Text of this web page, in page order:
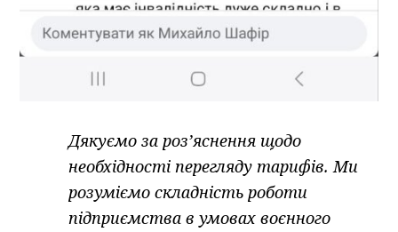
Дякуємо за роз’яснення щодо
необхідності перегляду тарифів. Ми
розуміємо складність роботи
підприємства в умовах воєнного